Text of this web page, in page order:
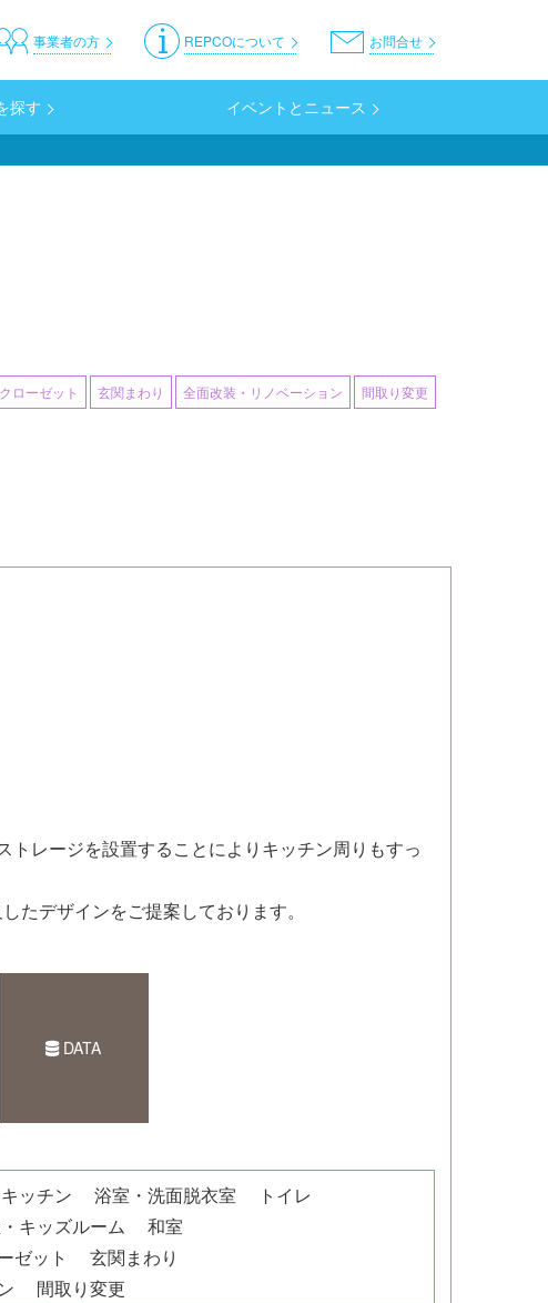
お問合せ
REPCOについて
事業者の方
探す イベントとニュース
ローゼット 玄関まわり 全面改装・リノベーション 間取り変更
レージを設置することによりキッチン周りもすっ
たデザインをご提案しております。
DATA
キッチン 浴室・洗面脱衣室
トイレ
キッズルーム
和室
ゼット
玄関まわり
間取り変更